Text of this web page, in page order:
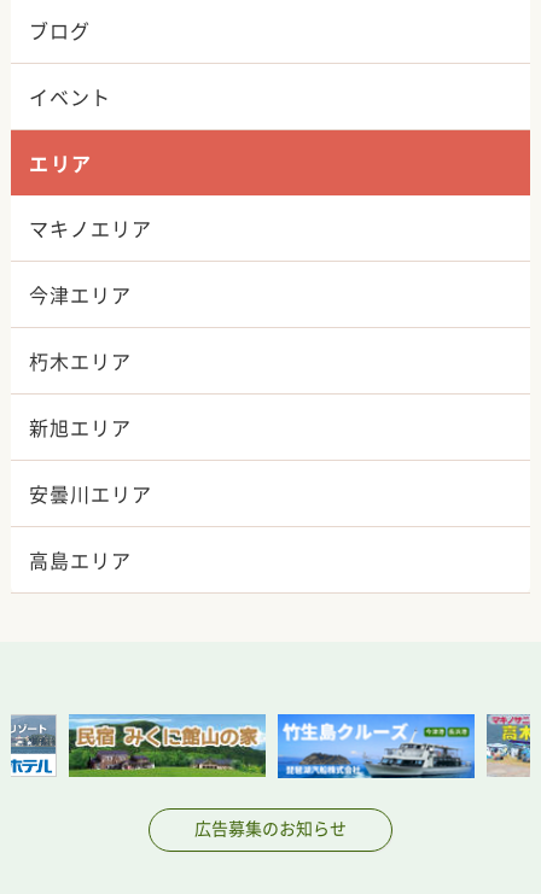
ブログ
イベント
エリア
マキノエリア
今津エリア
朽木エリア
新旭エリア
安曇川エリア
高島エリア
広告募集のお知らせ